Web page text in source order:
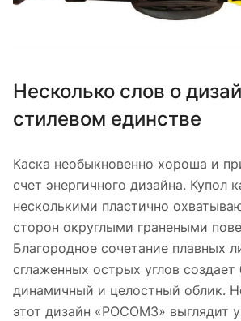
Несколько слов о
стилевом единстве
Каска необыкновенно хороша и
счет энергичного дизайна. Купол
несколькими пластично
сторон округлыми гранеными
Благородное сочетание плавных
сглаженных острых углов создает
динамичный и целостный облик.
этот дизайн «РОСОМЗ» выглядит